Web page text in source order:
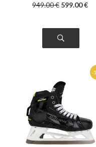
949.00€ 599.00€